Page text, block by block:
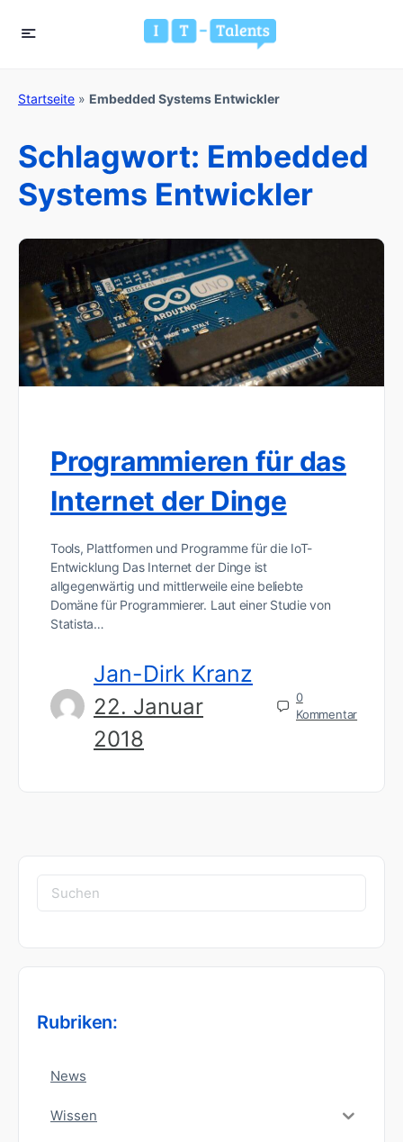
Startseite » Embedded Systems Entwickler
Schlagwort: Embedded
Systems Entwickler
Programmieren für das
Internet der Dinge
Tools, Plattformen und Programme für die IoT-
Entwicklung Das Internet der Dinge ist
allgegenwärtig und mittlerweile eine beliebte
Domäne für Programmierer. Laut einer Studie von
Statista…
Jan-Dirk Kranz
22. Januar
2018
0
Kommentar
Suchen
nach:
Rubriken:
News
Wissen